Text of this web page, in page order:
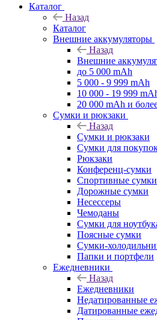
Каталог
Назад
Каталог
Внешние аккумуляторы
Назад
Внешние
до 5 000 mAh
5 000 - 9 999 mAh
10 000 - 19 999
20 000 mAh и
Сумки и рюкзаки
Назад
Сумки и рюкзаки
Сумки для
Рюкзаки
Конференц-сумки
Спортивные сумки
Дорожные сумки
Несессеры
Чемоданы
Сумки для
Поясные сумки
Сумки-
Папки и портфели
Ежедневники
Назад
Ежедневники
Недатированные
Датированные